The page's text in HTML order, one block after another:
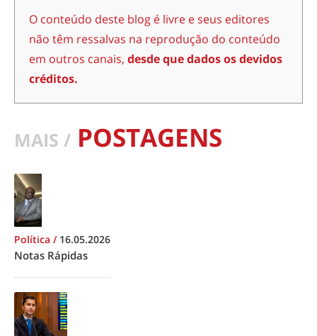
O conteúdo deste blog é livre e seus editores
não têm ressalvas na reprodução do conteúdo
em outros canais, desde que dados os devidos
créditos.
MAIS / POSTAGENS
Política / 16.05.2026
Notas Rápidas